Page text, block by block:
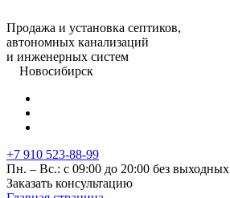
Продажа и установка септиков,
автономных канализаций
и инженерных систем
Новосибирск
+7 910 523-88-99
Пн. – Вс.: с 09:00 до 20:00 без выходных
Заказать консультацию